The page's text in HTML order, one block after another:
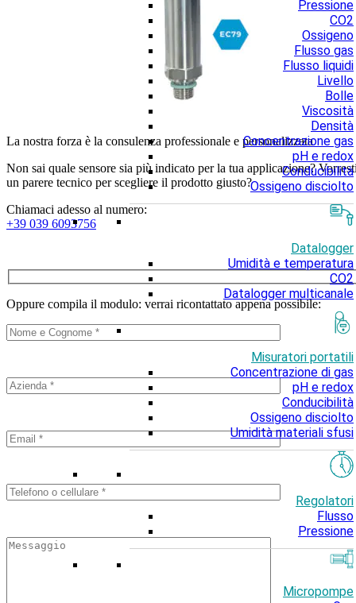
Pressione
CO2
Ossigeno
Flusso gas
Flusso liquidi
Livello
Bolle
Viscosità
Densità
Concentrazione gas
pH e redox
Conducibilità
Ossigeno disciolto
Datalogger
Umidità e temperatura
CO2
Datalogger multicanale
Misuratori portatili
Concentrazione di gas
pH e redox
Conducibilità
Ossigeno disciolto
Umidità materiali sfusi
Regolatori
Flusso
Pressione
Micropompe
La nostra forza è la consulenza professionale e personalizzata
Non sai quale sensore sia più indicato per la tua applicazione?
un parere tecnico per scegliere il prodotto giusto?
Chiamaci adesso al numero:
+39 039 6093756
Oppure compila il modulo: verrai ricontattato appena possibile: